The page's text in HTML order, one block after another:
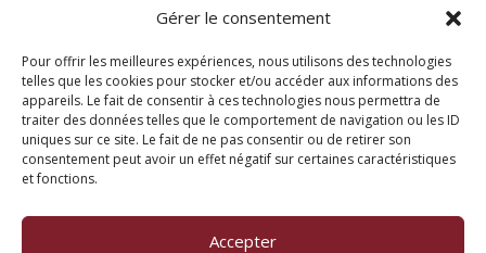
Gérer le consentement
Pour offrir les meilleures expériences, nous utilisons des technologies
telles que les cookies pour stocker et/ou accéder aux informations des
appareils. Le fait de consentir à ces technologies nous permettra de
traiter des données telles que le comportement de navigation ou les ID
uniques sur ce site. Le fait de ne pas consentir ou de retirer son
consentement peut avoir un effet négatif sur certaines caractéristiques
et fonctions.
Accepter
© Titien 2025